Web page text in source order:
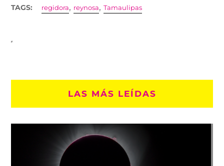
TAGS: regidora, reynosa,Tamaulipas
LAS MÁS LEÍDAS